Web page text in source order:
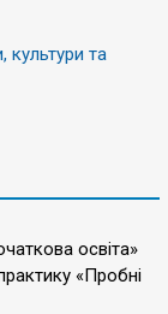
культури та
освіта»
«Пробні